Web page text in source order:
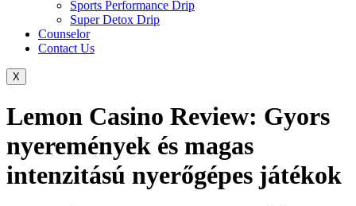
Sports Performance Drip
Super Detox Drip
Counselor
Contact Us
X
Lemon Casino Review: Gyors
nyeremények és magas
intenzitású nyerőgépes játékok